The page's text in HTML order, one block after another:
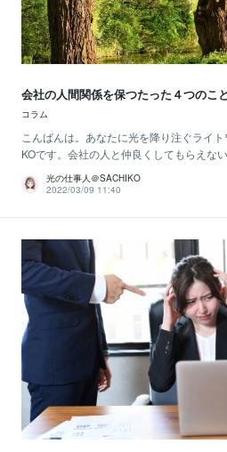
会社の人間関係を保つたった４つのこと
コラム
こんばんは。あなたに光を降り注ぐライ
KOです。会社の人と仲良くしてもらえな
光の仕事人＠SACHIKO
2022/03/09 11:40